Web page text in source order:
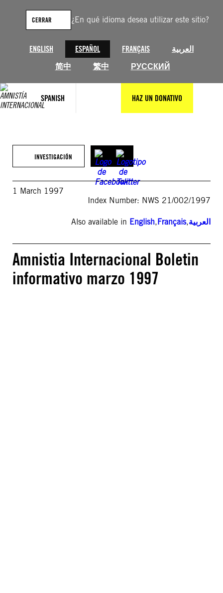
¿En qué idioma desea utilizar este sitio?
ENGLISH ESPAÑOL FRANÇAIS
العربية
简中
繁中 РУССКИЙ
CERRAR
SPANISH HAZ UN DONATIVO
contenido
INVESTIGACIÓN
1 March 1997
Index Number: NWS 21/002/1997
Also available in English,Français,العربية
Amnistia Internacional Boletin
informativo marzo 1997